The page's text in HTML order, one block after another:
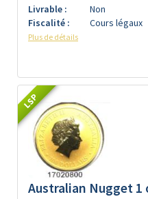
Livrable :
Non
Fiscalité :
Cours légaux
Plus de détails
LSP
Australian Nugget 1